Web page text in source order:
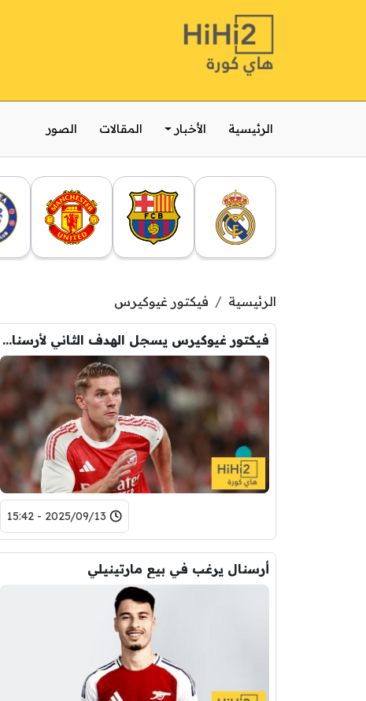
الرئيسية الأخبار المقالات الصور
الرئيسية فيكتور غيوكيرس
فيكتور غيوكيرس يسجل الهدف الثاني لأرسنال أمام نوتنغهام
2025/09/13 - 15:42
أرسنال يرغب في بيع مارتينيلي